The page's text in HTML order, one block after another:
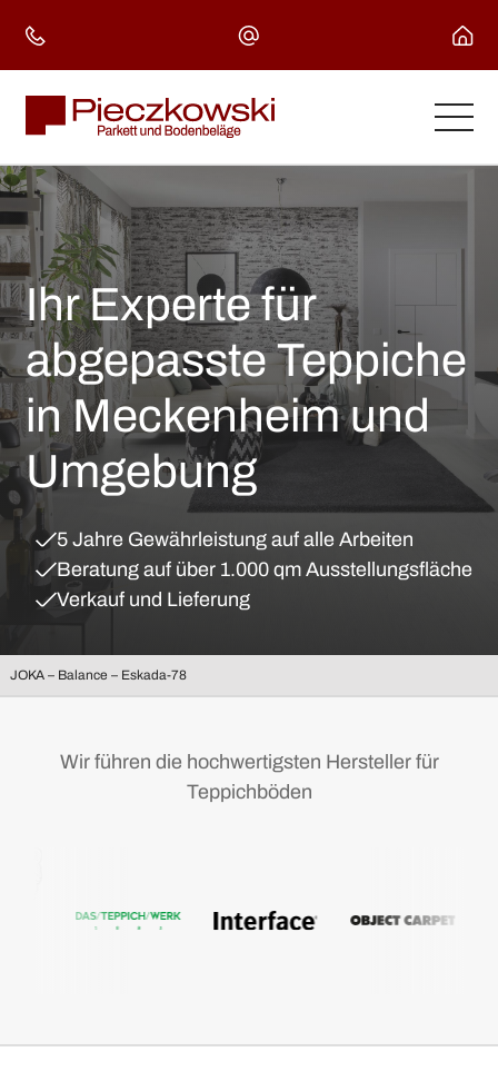
content
Ihr Experte für
abgepasste Teppiche
in Meckenheim und
Umgebung
5 Jahre Gewährleistung auf alle Arbeiten
Beratung auf über 1.000 qm Ausstellungsfläche
Verkauf und Lieferung
JOKA – Balance – Eskada-78
Wir führen die hochwertigsten Hersteller für
Teppichböden